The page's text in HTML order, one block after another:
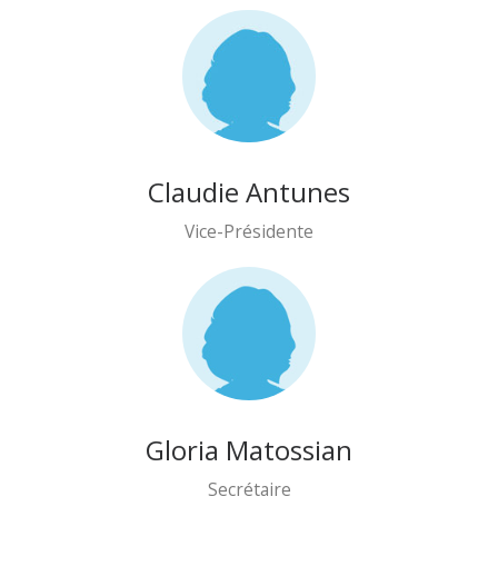
Claudie Antunes
Vice-Présidente
Gloria Matossian
Secrétaire